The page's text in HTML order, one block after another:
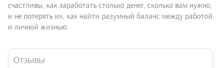
счастливы, как заработать столько денег, сколько вам нужно,
и не потерять их, как найти разумный баланс между работой
и личной жизнью.
Отзывы